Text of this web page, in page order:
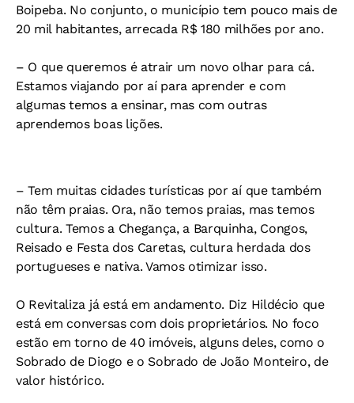
Boipeba. No conjunto, o município tem pouco mais de
20 mil habitantes, arrecada R$ 180 milhões por ano.
– O que queremos é atrair um novo olhar para cá.
Estamos viajando por aí para aprender e com
algumas temos a ensinar, mas com outras
aprendemos boas lições.
– Tem muitas cidades turísticas por aí que também
não têm praias. Ora, não temos praias, mas temos
cultura. Temos a Chegança, a Barquinha, Congos,
Reisado e Festa dos Caretas, cultura herdada dos
portugueses e nativa. Vamos otimizar isso.
O Revitaliza já está em andamento. Diz Hildécio que
está em conversas com dois proprietários. No foco
estão em torno de 40 imóveis, alguns deles, como o
Sobrado de Diogo e o Sobrado de João Monteiro, de
valor histórico.